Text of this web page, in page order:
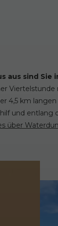
aus sind
4,5 km langen
und
über